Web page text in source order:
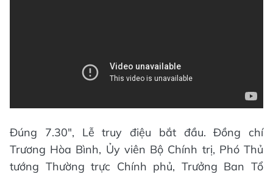
Đúng 7.30", Lễ truy điệu bắt đầu. Đồng chí
Trương Hòa Bình, Ủy viên Bộ Chính trị, Phó Thủ
tướng Thường trực Chính phủ, Trưởng Ban Tổ